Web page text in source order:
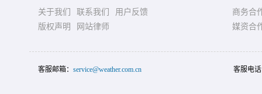
关于我们 联系我们
用户反馈
版权声明
网站律师
商务合
媒资合
客服邮箱： service@weather.com.cn 客服电